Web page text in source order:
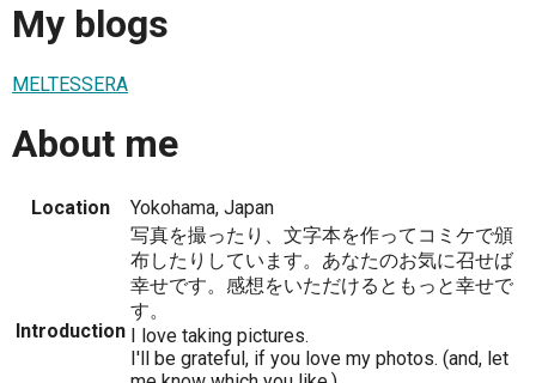
My blogs
MELTESSERA
About me
Location Yokohama, Japan
Introduction
写真を撮ったり、文字本を作ってコミケで頒
布したりしています。あなたのお気に召せば
幸せです。感想をいただけるともっと幸せで
す。
I love taking pictures.
I'll be grateful, if you love my photos. (and, let